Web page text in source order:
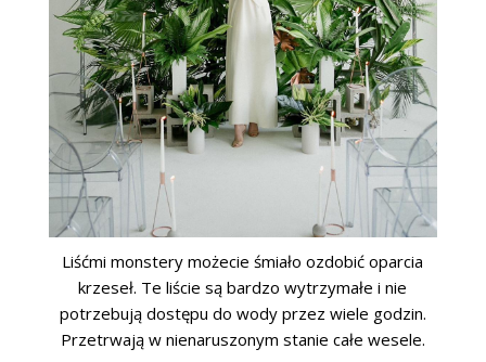
Liśćmi monstery możecie śmiało ozdobić oparcia
krzeseł. Te liście są bardzo wytrzymałe i nie
potrzebują dostępu do wody przez wiele godzin.
Przetrwają w nienaruszonym stanie całe wesele.